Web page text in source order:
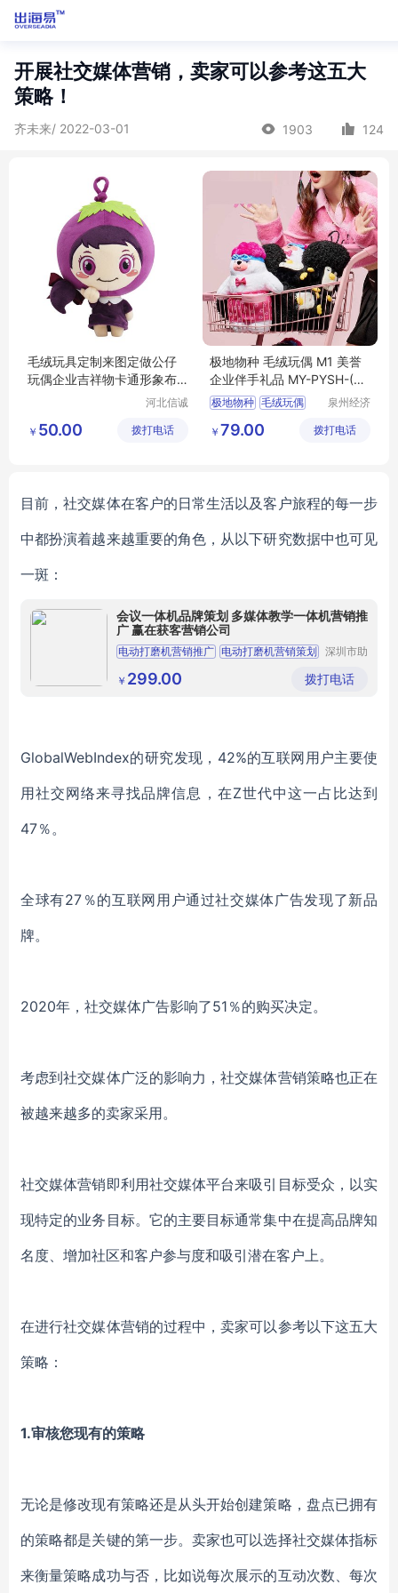
开展社交媒体营销，卖家可以参考这五大
策略！
齐未来/ 2022-03-01 1903 124
毛绒玩具定制来图定做公仔
玩偶企业吉祥物卡通形象布
河北信诚
限公司
￥ 50.00 拨打电话
极地物种 毛绒玩偶 M1 美誉
企业伴手礼品 MY-PYSH-(T)
-04
极地物种 毛绒玩偶
PYSH T 04
泉州经济
区美誉商
￥ 79.00 拨打电话
目前，社交媒体在客户的日常生活以及客户旅程的每一步
中都扮演着越来越重要的角色 ， 从以下研究数据中也可见
一斑：
会议一体机品牌策划 多媒体教学一体机营销推
广 赢在获客营销公司
电动打磨机营销推广 电动打磨机营销策划
电动打磨机品牌营销
自动抛光机营销推广
深圳市助
限公司
￥ 299.00 拨打电话
GlobalWebIndex的研究发现， 42%的互联网用户主要使
用社交网络来寻找品牌信息， 在Z世代中这一占比达到
47％。
全球有27％的互联网用户通过社交媒体广告发现了新品
牌。
2020年， 社交媒体广告影响了51％的购买决定。
考虑到社交媒体广泛的影响力，社交媒体营销策略也正在
被越来越多的卖家采用。
社交媒体营销即利用社交媒体平台来吸引目标受众，以实
现特定的业务目标。它的主要目标通常集中在提高品牌知
名度、增加社区和客户参与度和吸引潜在客户上。
在进行社交媒体营销的过程中，卖家可以参考以下这五大
策略：
1.审核您现有的策略
无论是修改现有策略还是从头开始创建策略，盘点已拥有
的策略都是关键的第一步。 卖家也可以选择社交媒体指标
来衡量策略成功与否，比如说每次展示的互动次数、每次